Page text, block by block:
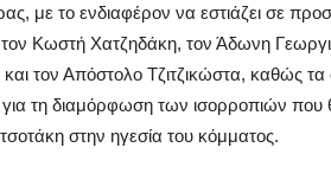
με το ενδιαφέρον να εστιάζει σε
Κωστή Χατζηδάκη, τον Άδωνη
τον Απόστολο Τζιτζικώστα, καθώς
τη διαμόρφωση των ισορροπιών που
στην ηγεσία του κόμματος.